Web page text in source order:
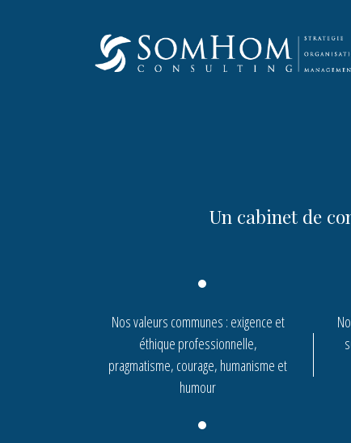
Un cabinet de
Nos valeurs communes : exigence et
éthique professionnelle,
pragmatisme, courage, humanisme et
humour